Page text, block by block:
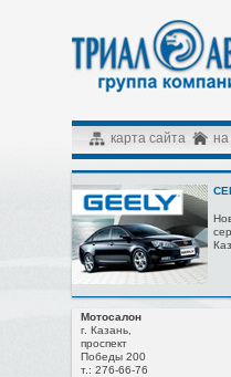
карта сайта
Мотосалон
г. Казань,
проспект
Победы 200
т.: 276-66-76